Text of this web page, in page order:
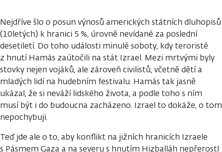
Nejdříve šlo o posun výnosů amerických státních dluhopisů
(10letých) k hranici 5 %, úrovně nevídané za poslední
desetiletí. Do toho události minulé soboty, kdy teroristé
z hnutí Hamás zaútočili na stát Izrael. Mezi mrtvými byly
stovky nejen vojáků, ale zároveň civilistů, včetně dětí a
mladých lidí na hudebním festivalu. Hamás tak jasně
ukázal, že si neváží lidského života, a podle toho s ním
musí být i do budoucna zacházeno. Izrael to dokáže, o tom
nepochybuji.
Teď jde ale o to, aby konflikt na jižních hranicích Izraele
s Pásmem Gaza a na severu s hnutím Hizballáh nepřerostl